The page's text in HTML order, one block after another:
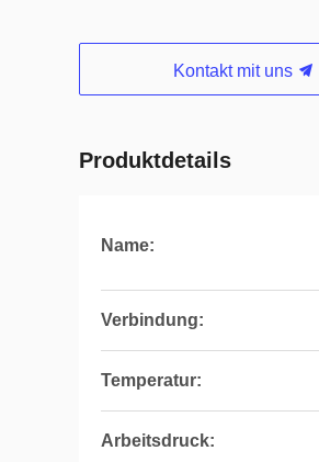
Kontakt mit uns
Produktdetails
Name:
Verbindung:
Temperatur:
Arbeitsdruck: